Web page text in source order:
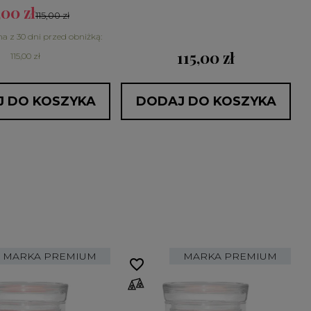
zł115,00 zł
z 30 dni przed obniżką:
115,00 zł
DO KOSZYKA
115,00 zł
DODAJ DO KOSZYKA
MARKA PREMIUM MARKA PREMIUM
favorite_border